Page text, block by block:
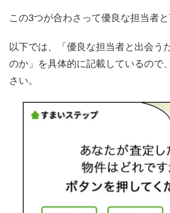
この3つが合わさって優良な担当者と
以下では、「優良な担当者と出会う
のか」を具体的に記載しているので
さい。